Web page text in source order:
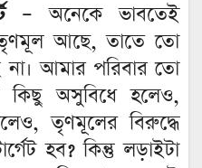
– অনেকে ভাবতেই
তৃণমূল আছে, তাতে তো
আমার পরিবার তো
কিছু অসুবিধে হলেও,
তৃণমূলের বিরুদ্ধে
হব? কিন্তু লড়াইটা